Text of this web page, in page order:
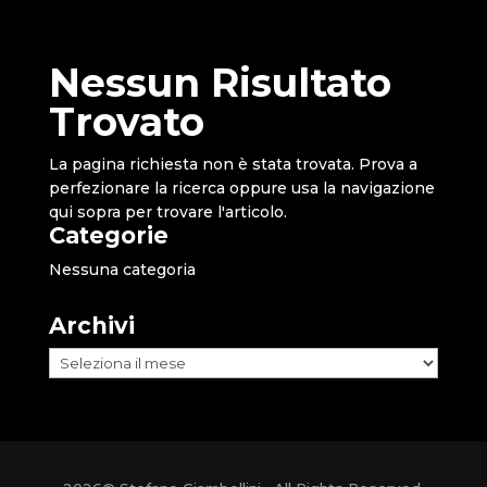
Nessun Risultato
Trovato
La pagina richiesta non è stata trovata. Prova a
perfezionare la ricerca oppure usa la navigazione
qui sopra per trovare l'articolo.
Categorie
Nessuna categoria
Archivi
Archivi